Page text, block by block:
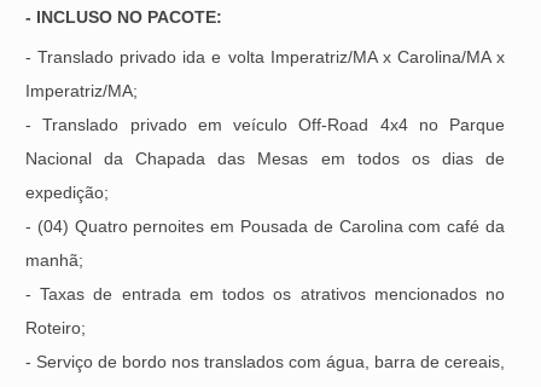
- INCLUSO NO PACOTE:
- Translado privado ida e volta Imperatriz/MA x Carolina/MA x
Imperatriz/MA;
- Translado privado em veículo Off-Road 4x4 no Parque
Nacional da Chapada das Mesas em todos os dias de
expedição;
- (04) Quatro pernoites em Pousada de Carolina com café da
manhã;
- Taxas de entrada em todos os atrativos mencionados no
Roteiro;
- Serviço de bordo nos translados com água, barra de cereais,